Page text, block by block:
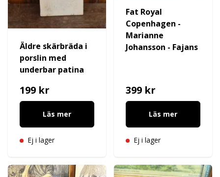
Äldre skärbräda i
porslin med
underbar patina
199 kr
Läs mer
Ej i lager
Fat Royal
Copenhagen -
Marianne
Johansson - Fajans
399 kr
Läs mer
Ej i lager